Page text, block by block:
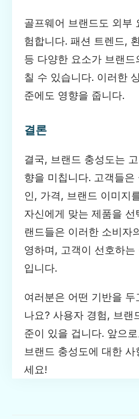
골프웨어 브랜드도 외부
험합니다. 패션 트렌드,
등 다양한 요소가 브랜
칠 수 있습니다. 이러한
준에도 영향을 줍니다.
결론
결국, 브랜드 충성도는
향을 미칩니다. 고객들
인, 가격, 브랜드 이미지
자신에게 맞는 제품을 선
랜드들은 이러한 소비자
영하며, 고객이 선호하
입니다.
여러분은 어떤 기반을
나요? 사용자 경험, 브랜
준이 있을 겁니다. 앞으
브랜드 충성도에 대한
세요!